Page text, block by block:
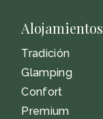
Alojamientos
Tradición
Glamping
Confort
Premium